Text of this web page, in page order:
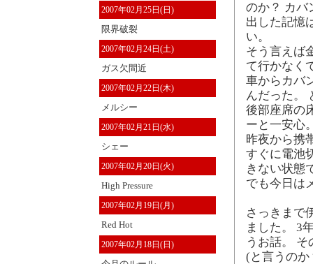
2007年02月25日(日)
限界破裂
2007年02月24日(土)
ガス欠間近
2007年02月22日(木)
メルシー
2007年02月21日(水)
シェー
2007年02月20日(火)
High Pressure
2007年02月19日(月)
Red Hot
2007年02月18日(日)
のか？ カバ
出した記憶
い。
そう言えば
て行かなく
車からカバ
んだった。
後部座席の
ーと一安心
昨夜から携
すぐに電池
きない状態
でも今日は
さっきまで
ました。 3
うお話。
(と言うのか